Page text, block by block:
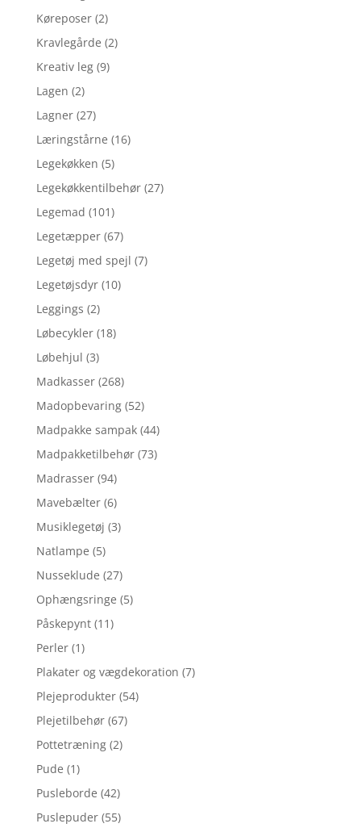
Køreposer (2)
Kravlegårde (2)
Kreativ leg (9)
Lagen (2)
Lagner (27)
Læringstårne (16)
Legekøkken (5)
Legekøkkentilbehør (27)
Legemad (101)
Legetæpper (67)
Legetøj med spejl (7)
Legetøjsdyr (10)
Leggings (2)
Løbecykler (18)
Løbehjul (3)
Madkasser (268)
Madopbevaring (52)
Madpakke sampak (44)
Madpakketilbehør (73)
Madrasser (94)
Mavebælter (6)
Musiklegetøj (3)
Natlampe (5)
Nusseklude (27)
Ophængsringe (5)
Påskepynt (11)
Perler (1)
Plakater og vægdekoration (7)
Plejeprodukter (54)
Plejetilbehør (67)
Pottetræning (2)
Pude (1)
Pusleborde (42)
Puslepuder (55)